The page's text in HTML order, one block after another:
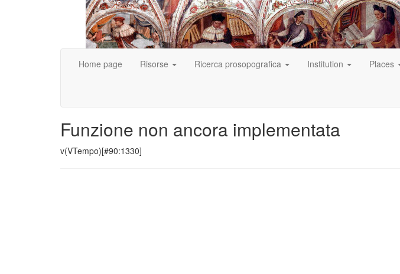
Home page Risorse Ricerca prosopografica Institution Places
Funzione non ancora implementata
v(VTempo)[#90:1330]